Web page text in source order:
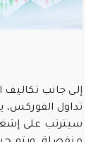
إلى جانب تكاليف
تداول الفوركس،
سيترتب على